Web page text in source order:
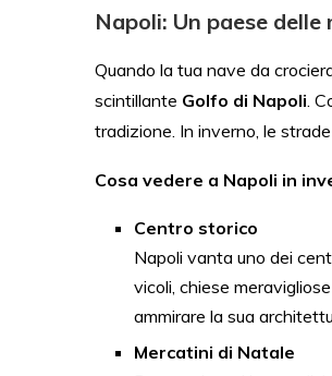
Napoli: Un paese
Quando la tua nave da
scintillante Golfo di Napoli .
tradizione. In inverno, le
Cosa vedere a Napoli in
Centro storico
Napoli vanta uno dei
vicoli, chiese
ammirare la sua
Mercatini di Natale